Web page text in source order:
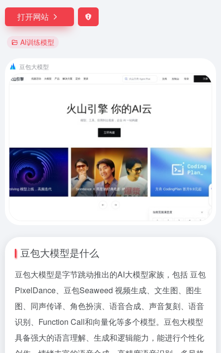
打开网站
AI训练模型
豆包大模型
豆包大模型是什么
豆包大模型是字节跳动推出的AI大模型家族，包括 豆包
PixelDance、豆包Seaweed 视频生成、文生图、图生
图、同声传译、角色扮演、语音合成、声音复刻、语音
识别、Function Call和向量化等多个模型。豆包大模型
具备强大的语言理解、生成和逻辑能力，能进行个性化